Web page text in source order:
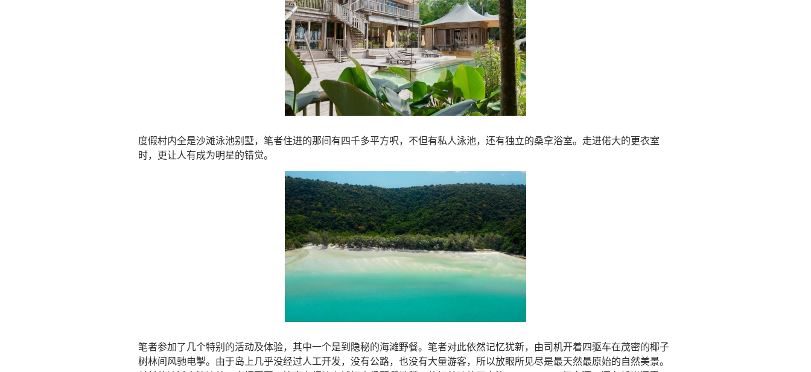
度假村内全是沙滩泳池别墅，笔者住进的那间有四千多平方呎，不但有私人泳池，还有独立的桑拿浴室。走进偌大的更衣室
时，更让人有成为明星的错觉。
笔者参加了几个特别的活动及体验，其中一个是到隐秘的海滩野餐。笔者对此依然记忆犹新，由司机开着四驱车在茂密的椰子
树林间风驰电掣。由于岛上几乎没经过人工开发，没有公路，也没有大量游客，所以放眼所见尽是最天然最原始的自然美景。